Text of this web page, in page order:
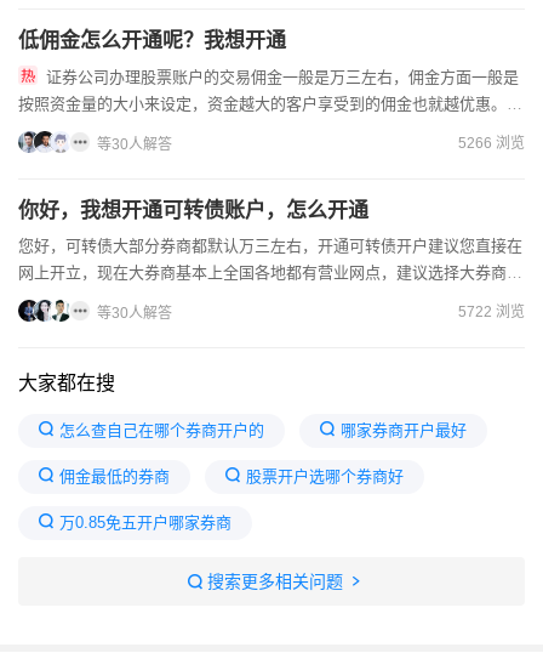
低佣金怎么开通呢？我想开通
按照资金量的大小来设定，资金越大的客户享受到的佣金也就越优惠。开
通证券vip账户，您需要通过线上客户经理给您申请开户。证券开...
等30人解答 5266 浏览
你好，我想开通可转债账户，怎么开通
您好，可转债大部分券商都默认万三左右，开通可转债开户建议您直接在
网上开立，现在大券商基本上全国各地都有营业网点，建议选择大券商合
作，各项费用都比实惠的，我司的佣金做到了成本价，您可以点...
等30人解答 5722 浏览
大家都在搜
怎么查自己在哪个券商开户的 哪家券商开户最好
佣金最低的券商 股票开户选哪个券商好
万0.85免五开户哪家券商
证券账户开户哪家的费率低
搜索更多相关问题